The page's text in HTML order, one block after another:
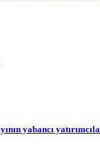
yabancı